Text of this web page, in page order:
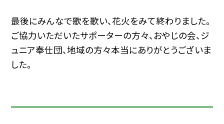
最後にみんなで歌を歌い、花火をみて終わりました。
ご協力いただいたサポーターの方々、おやじの会、ジ
ュニア奉仕団、地域の方々本当にありがとうございま
した。